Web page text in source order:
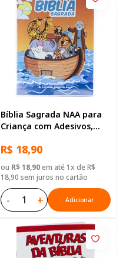
Bíblia Sagrada NAA para
Criança com Adesivos,
Brochura Ilustrada:
Terracota
R$ 18,90
ou R$ 18,90em até 1x de R$
18,90 sem juros no cartão
- + Adicionar